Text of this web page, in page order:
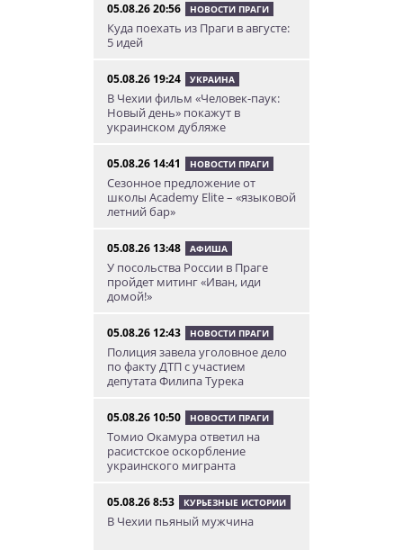
05.08.26 20:56 НОВОСТИ ПРАГИ
Куда поехать из Праги в августе:
5 идей
05.08.26 19:24 УКРАИНА
В Чехии фильм «Человек-паук:
Новый день» покажут в
украинском дубляже
05.08.26 14:41 НОВОСТИ ПРАГИ
Сезонное предложение от
школы Academy Elite – «языковой
летний бар»
05.08.26 13:48 АФИША
У посольства России в Праге
пройдет митинг «Иван, иди
домой!»
05.08.26 12:43 НОВОСТИ ПРАГИ
Полиция завела уголовное дело
по факту ДТП с участием
депутата Филипа Турека
05.08.26 10:50 НОВОСТИ ПРАГИ
Томио Окамура ответил на
расистское оскорбление
украинского мигранта
05.08.26 8:53 КУРЬЕЗНЫЕ ИСТОРИИ
В Чехии пьяный мужчина